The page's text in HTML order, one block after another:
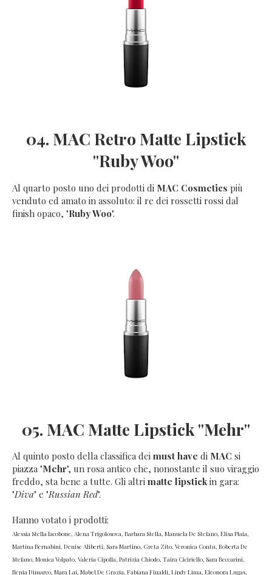
04. MAC Retro Matte Lipstick
"Ruby Woo"
Al quarto posto uno dei prodotti di MAC Cosmetics più
venduto ed amato in assoluto: il re dei rossetti rossi dal
finish opaco, "Ruby Woo".
05. MAC Matte Lipstick "Mehr"
Al quinto posto della classifica dei must have di MAC si
piazza "Mehr", un rosa antico che, nonostante il suo viraggio
freddo, sta bene a tutte. Gli altri matte lipstick in gara:
"Diva" e "Russian Red".
Hanno votato i prodotti:
Alessia Stella Iacobone, Alena Trigolosova, Barbara Stella, Manuela De Stefano, Elisa Plaia,
Martina Bernabini, Denise Aliberti, Sara Martino, Greta Zito, Veronica Contu, Roberta De
Stefano, Monica Volpato, Valeria Cipolla, Patrizia Chiodo, Taira Ciciriello, Sara Beccarini,
Ilenia Dimarco, Mara Lai, Mabel De Grazia, Fabiana Finaldi, Lindy Lima, Eleonora Lugas,